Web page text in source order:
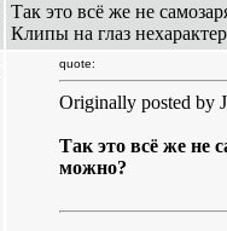
Так это всё же не
Клипы на глаз
quote:
Originally posted by
Так это всё же не
можно?